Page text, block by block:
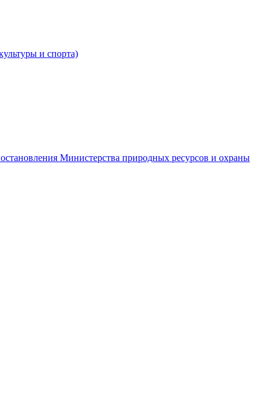
и спорта)
Министерства природных ресурсов и охраны